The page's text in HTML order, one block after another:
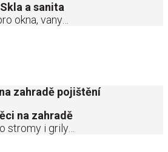
Skla a sanita
okna, vany…
na zahradě
stromy i grily…